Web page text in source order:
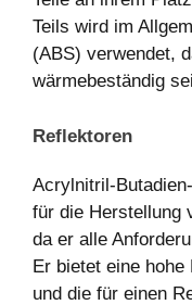
Teils wird im
(ABS) verwendet,
wärmebeständig
Reflektoren
Acrylnitril-
für die Herstellung
da er alle
Er bietet eine
und die für einen